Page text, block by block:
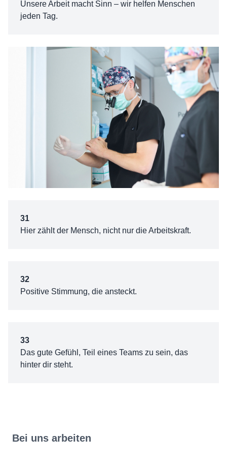
Unsere Arbeit macht Sinn – wir helfen Menschen
jeden Tag.
31
Hier zählt der Mensch, nicht nur die Arbeitskraft.
32
Positive Stimmung, die ansteckt.
33
Das gute Gefühl, Teil eines Teams zu sein, das
hinter dir steht.
Bei uns arbeiten